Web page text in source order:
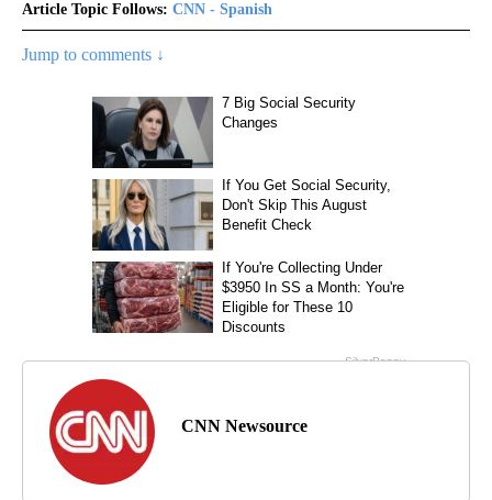
Article Topic Follows: CNN - Spanish
Jump to comments ↓
CNN Newsource